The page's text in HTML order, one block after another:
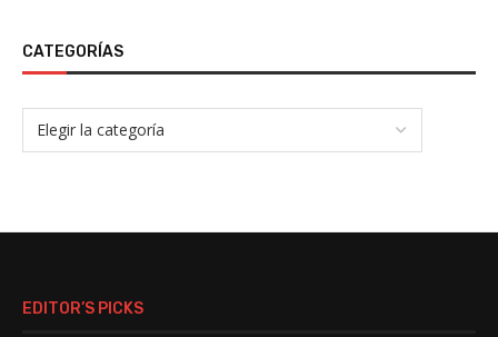
CATEGORÍAS
EDITOR’S PICKS